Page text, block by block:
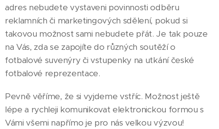
adres nebudete vystaveni povinnosti odběru
reklamních či marketingových sdělení, pokud si
takovou možnost sami nebudete přát. Je tak pouze
na Vás, zda se zapojíte do různých soutěží o
fotbalové suvenýry či vstupenky na utkání české
fotbalové reprezentace.
Pevně věříme, že si vyjdeme vstříc. Možnost ještě
lépe a rychleji komunikovat elektronickou formou s
Vámi všemi napřímo je pro nás velkou výzvou!